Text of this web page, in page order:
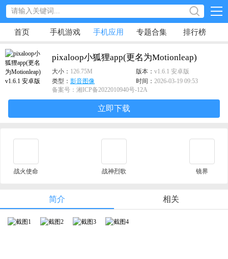
首页 手机游戏 手机应用 专题合集 排行榜
pixaloop小狐狸app(更名为Motionleap)
大小： 126.75M 版本： v1.6.1 安卓版
类型： 影音图像 时间： 2026-03-19 09:53
备案号：湘ICP备2022010940号-12A
立即下载
战火使命 战神烈歌 镜界
简介 相关